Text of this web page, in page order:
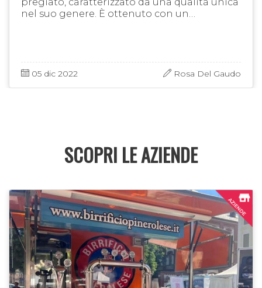
nel suo genere. È ottenuto con un
05 dic 2022 Rosa Del Gaudo
SCOPRI LE AZIENDE